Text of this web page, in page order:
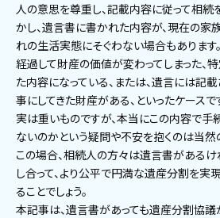
人の意思を尊重し、記載内容に従って相続
かし、遺言書に書かれた内容が、現在の家
れの生活実態にそぐわない場合もあります
経過して財産の価値が変わってしまった、
た内容になっている、または、遺言には記
事にしてきた財産がある、といったケース
実は重いものですが、本当にこの内容で
ないのかという疑問や不安を抱くのは当然
この場合、相続人の方々は遺言書がある
し合って、より公平で円満な遺産分割を実
ることでしょう。
本記事は、遺言書があっても遺産分割協